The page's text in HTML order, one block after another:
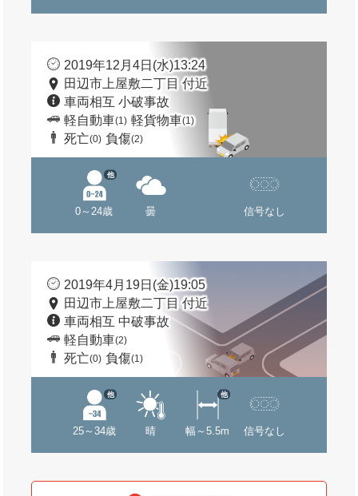
2019年12月4日(水)13:24
田辺市上屋敷二丁目 付近
車両相互 小破事故
軽自動車(1) 軽貨物車(1)
死亡(0) 負傷(2)
0～24歳
他
曇 信号なし
2019年4月19日(金)19:05
田辺市上屋敷二丁目 付近
車両相互 中破事故
軽自動車(2)
死亡(0) 負傷(1)
25～34歳
他
晴 幅～5.5m
他
信号なし